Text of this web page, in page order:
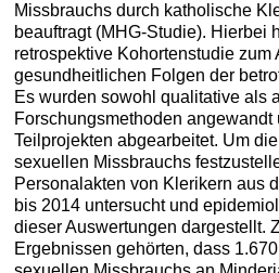
Missbrauchs durch katholische
beauftragt (MHG-Studie). Hierbei
retrospektive Kohortenstudie zum
gesundheitlichen Folgen der
Es wurden sowohl qualitative als
Forschungsmethoden
Teilprojekten abgearbeitet. Um
sexuellen Missbrauchs
Personalakten von Klerikern aus
bis 2014 untersucht und
dieser Auswertungen dargestellt.
Ergebnissen gehörten, dass